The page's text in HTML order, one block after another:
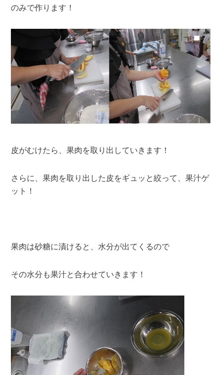
のみで作ります！
皮がむけたら、果肉を取り出していきます！
さらに、果肉を取り出した皮をギュッと絞って、果汁ゲ
ット！
果肉は砂糖に漬けると、水分が出てくるので
その水分も果汁と合わせていきます！